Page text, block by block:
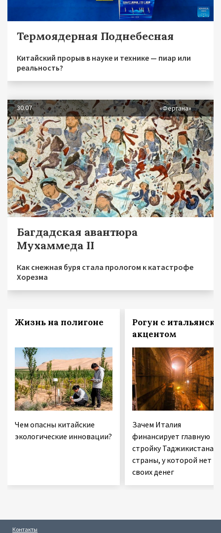
Термоядерная Поднебесная
Китайский прорыв в науке и технике — пиар или
реальность?
30.07 «Фергана»
Багдадская авантюра
Мухаммеда II
Как снежная буря стала прологом к катастрофе
Хорезма
Жизнь на полигоне
Чем опасны китайские
экологические инновации?
Рогун с
акцентом
Зачем Италия
финансирует главную
стройку Таджикистана —
страны, у которой нет
своих денег
Контакты